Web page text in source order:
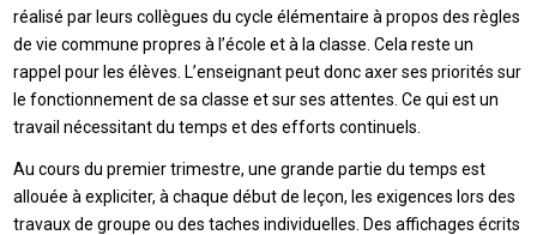
réalisé par leurs collègues du cycle élémentaire à propos des règles
de vie commune propres à l’école et à la classe. Cela reste un
rappel pour les élèves. L’enseignant peut donc axer ses priorités sur
le fonctionnement de sa classe et sur ses attentes. Ce qui est un
travail nécessitant du temps et des efforts continuels.
Au cours du premier trimestre, une grande partie du temps est
allouée à expliciter, à chaque début de leçon, les exigences lors des
travaux de groupe ou des taches individuelles. Des affichages écrits